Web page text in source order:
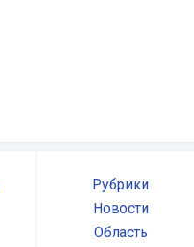
Рубрики
Новости
Область